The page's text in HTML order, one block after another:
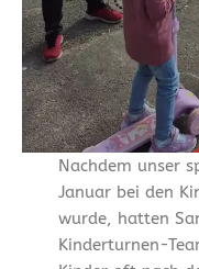
Nachdem unser
Januar bei den
wurde, hatten
Kinderturnen-